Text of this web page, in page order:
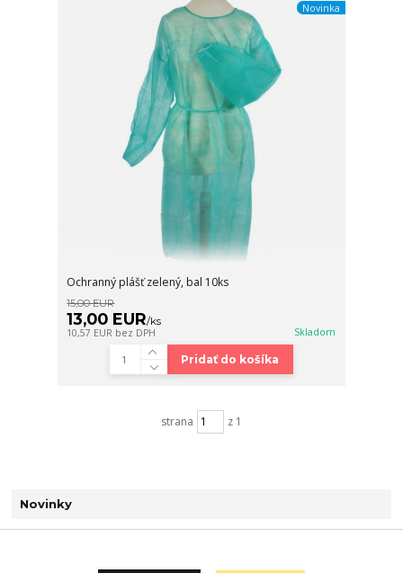
Novinka
Ochranný plášť zelený, bal 10ks
15,00 EUR
13,00 EUR/ks
10,57 EUR bez DPH Skladom
Pridať do košíka
strana z 1
Novinky